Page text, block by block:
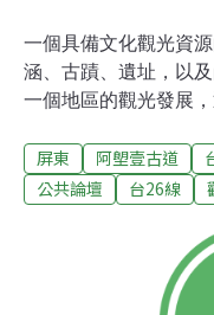
一個具備文化觀光資
涵、古蹟、遺址，以
一個地區的觀光發展
遊憩需求的因子，常
括觀光資源（吸引力
通運輸的開發，忽略
通運輸又只著眼於道
系統網絡的便利。目
屏東 阿塱壹古道
公共論壇
台26線